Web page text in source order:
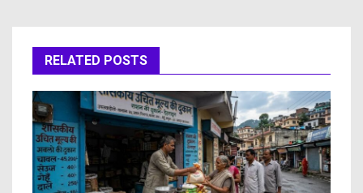
RELATED POSTS